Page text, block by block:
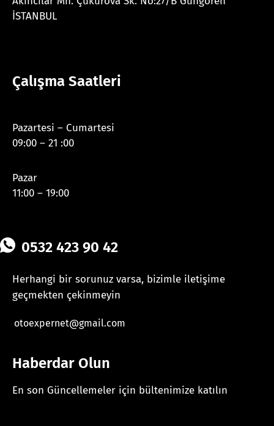
İSTANBUL
Çalışma Saatleri
Pazartesi – Cumartesi
09:00 – 21 :00
Pazar
11:00 – 19:00
0532 423 90 42
Herhangi bir sorunuz varsa, bizimle iletişime
geçmekten çekinmeyin
otoexpernet@gmail.com
Haberdar Olun
En son Güncellemeler için bültenimize katılın